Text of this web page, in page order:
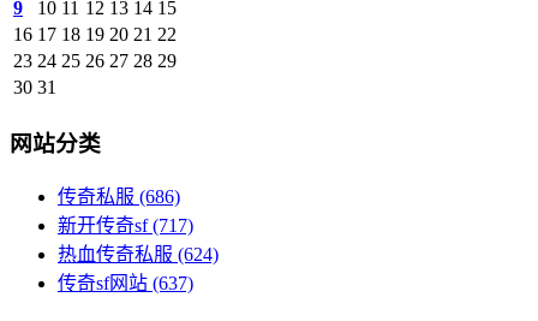
9
10 11 12 13 14 15
16 17 18 19 20 21 22
23 24 25 26 27 28 29
30 31
网站分类
传奇私服 (686)
新开传奇sf(717)
热血传奇私服 (624)
传奇sf网站 (637)